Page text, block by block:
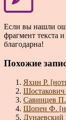
Если вы нашли
фрагмент текста
благодарна!
Похожие
Яхин Р.
Савинцев
Шопен Ф.